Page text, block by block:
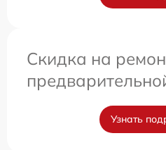
Скидка на
Узнать